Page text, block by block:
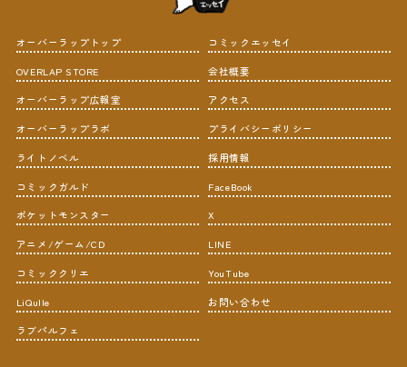
オーバーラップトップ
OVERLAP STORE
オーバーラップ広報室
オーバーラップラボ
ライトノベル
コミックガルド
ポケットモンスター
アニメ/ゲーム/CD
コミッククリエ
LiQulle
ラブパルフェ
コミックエッセイ
会社概要
アクセス
プライバシーポリシー
採用情報
FaceBook
X
LINE
YouTube
お問い合わせ